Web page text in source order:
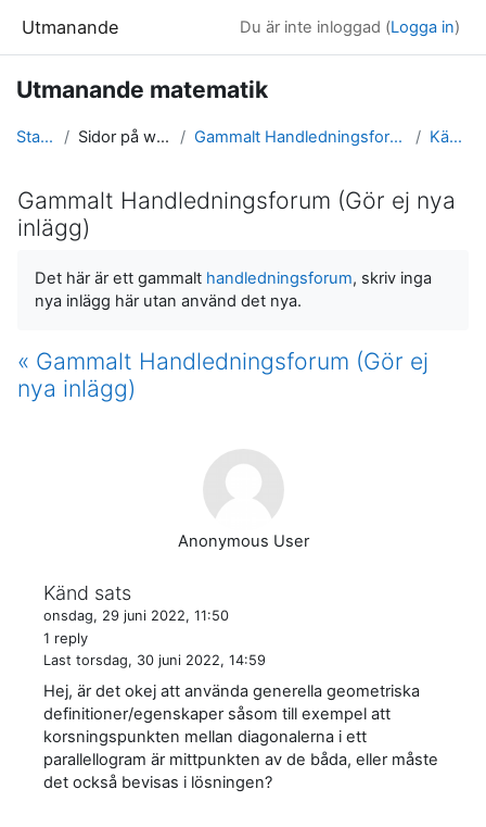
Utmanande Du är inte inloggad (Logga in)
Utmanande matematik
Startsida Sidor på webbplatsen Gammalt Handledningsforum (Gör ej nya inlägg) Känd sats
Gammalt Handledningsforum (Gör ej nya
inlägg)
Det här är ett gammalt handledningsforum, skriv inga
nya inlägg här utan använd det nya.
« Gammalt Handledningsforum (Gör ej
nya inlägg)
Anonymous User
Känd sats
onsdag, 29 juni 2022, 11:50
1 reply
Last torsdag, 30 juni 2022, 14:59
Hej, är det okej att använda generella geometriska
definitioner/egenskaper såsom till exempel att
korsningspunkten mellan diagonalerna i ett
parallellogram är mittpunkten av de båda, eller måste
det också bevisas i lösningen?